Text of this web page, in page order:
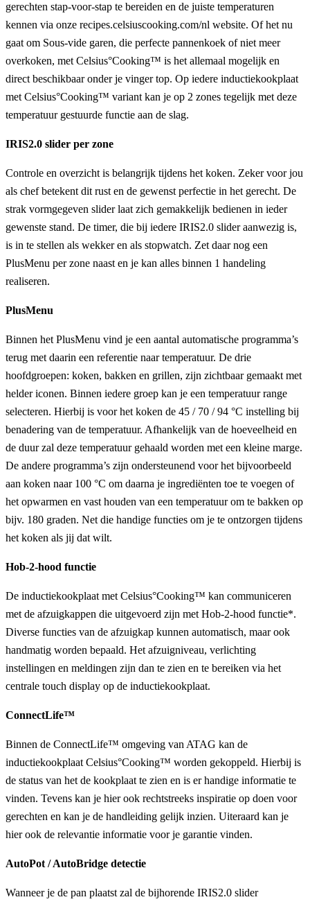
gerechten stap-voor-stap te bereiden en de juiste temperaturen
kennen via onze recipes.celsiuscooking.com/nl website. Of het nu
gaat om Sous-vide garen, die perfecte pannenkoek of niet meer
overkoken, met Celsius°Cooking™ is het allemaal mogelijk en
direct beschikbaar onder je vinger top. Op iedere inductiekookplaat
met Celsius°Cooking™ variant kan je op 2 zones tegelijk met deze
temperatuur gestuurde functie aan de slag.
IRIS2.0 slider per zone
Controle en overzicht is belangrijk tijdens het koken. Zeker voor jou
als chef betekent dit rust en de gewenst perfectie in het gerecht. De
strak vormgegeven slider laat zich gemakkelijk bedienen in ieder
gewenste stand. De timer, die bij iedere IRIS2.0 slider aanwezig is,
is in te stellen als wekker en als stopwatch. Zet daar nog een
PlusMenu per zone naast en je kan alles binnen 1 handeling
realiseren.
PlusMenu
Binnen het PlusMenu vind je een aantal automatische programma’s
terug met daarin een referentie naar temperatuur. De drie
hoofdgroepen: koken, bakken en grillen, zijn zichtbaar gemaakt met
helder iconen. Binnen iedere groep kan je een temperatuur range
selecteren. Hierbij is voor het koken de 45 / 70 / 94 °C instelling bij
benadering van de temperatuur. Afhankelijk van de hoeveelheid en
de duur zal deze temperatuur gehaald worden met een kleine marge.
De andere programma’s zijn ondersteunend voor het bijvoorbeeld
aan koken naar 100 °C om daarna je ingrediënten toe te voegen of
het opwarmen en vast houden van een temperatuur om te bakken op
bijv. 180 graden. Net die handige functies om je te ontzorgen tijdens
het koken als jij dat wilt.
Hob-2-hood functie
De inductiekookplaat met Celsius°Cooking™ kan communiceren
met de afzuigkappen die uitgevoerd zijn met Hob-2-hood functie*.
Diverse functies van de afzuigkap kunnen automatisch, maar ook
handmatig worden bepaald. Het afzuigniveau, verlichting
instellingen en meldingen zijn dan te zien en te bereiken via het
centrale touch display op de inductiekookplaat.
ConnectLife™
Binnen de ConnectLife™ omgeving van ATAG kan de
inductiekookplaat Celsius°Cooking™ worden gekoppeld. Hierbij is
de status van het de kookplaat te zien en is er handige informatie te
vinden. Tevens kan je hier ook rechtstreeks inspiratie op doen voor
gerechten en kan je de handleiding gelijk inzien. Uiteraard kan je
hier ook de relevantie informatie voor je garantie vinden.
AutoPot / AutoBridge detectie
Wanneer je de pan plaatst zal de bijhorende IRIS2.0 slider